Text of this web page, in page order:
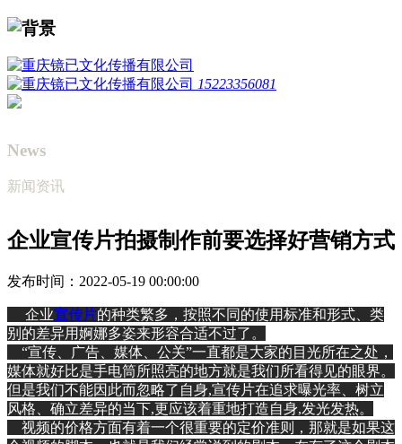
15223356081
News
新闻资讯
企业宣传片拍摄制作前要选择好营销方式
发布时间：2022-05-19 00:00:00
企业宣传片的种类繁多，按照不同的使用标准和形式、类
别的差异用婀娜多姿来形容合适不过了。
“宣传、广告、媒体、公关”一直都是大家的目光所在之处，
媒体就好比是手电筒所照亮的地方就是我们所看得见的眼界。
但是我们不能因此而忽略了自身,宣传片在追求曝光率、树立
风格、确立差异的当下,更应该着重地打造自身,发光发热。
视频的价格方面有着一个很重要的定价准则，那就是如果这